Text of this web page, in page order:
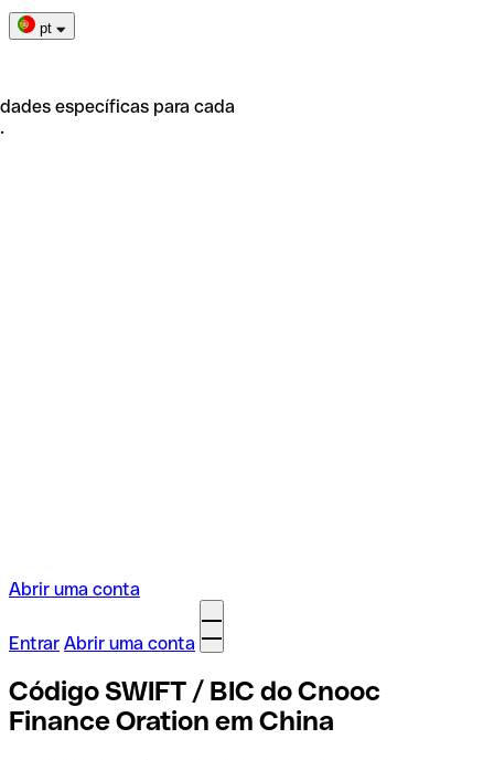
pt
específicas para cada
Abrir uma conta
Entrar Abrir uma conta
Código SWIFT / BIC do Cnooc
Finance Oration em China